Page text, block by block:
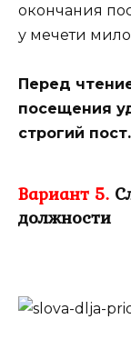
окончания
у мечети
Перед
посещения
строгий пост.
Вариант 5.
должности